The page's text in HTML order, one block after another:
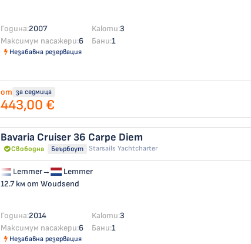
Година:2007 Каюти:3
Максимум пасажери:6 Бани:1
Незабавна резервация
от за седмица
443,00 €
Bavaria Cruiser 36 Carpe Diem
Свободна Беърбоут Starsails Yachtcharter
Lemmer→
Lemmer
12.7 км от Woudsend
Година:2014 Каюти:3
Максимум пасажери:6 Бани:1
Незабавна резервация